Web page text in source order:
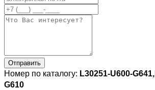
Отправить
Номер по каталогу: L30251-U600-G641,
G610